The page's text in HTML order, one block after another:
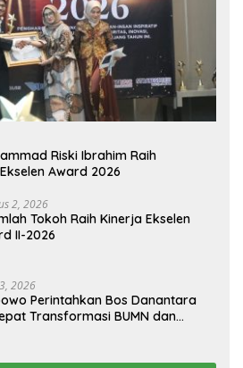
Riski Ibrahim Raih
Award 2026
2, 2026
Tokoh Raih Kinerja Ekselen
II-2026
2026
Perintahkan Bos Danantara
Transformasi BUMN dan